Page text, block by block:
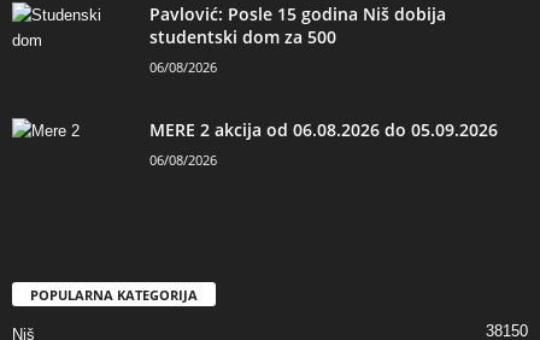
Pavlović: Posle 15 godina Niš dobija
studentski dom za 500
06/08/2026
MERE 2 akcija od 06.08.2026 do 05.09.2026
06/08/2026
POPULARNA KATEGORIJA
Niš 38150